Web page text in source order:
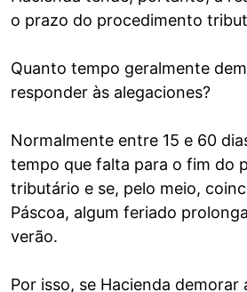
o prazo do procedimento
Quanto tempo geralmente
responder às alegaciones?
Normalmente entre 15 e 60
tempo que falta para o fim do
tributário e se, pelo meio,
Páscoa, algum feriado
verão.
Por isso, se Hacienda demorar